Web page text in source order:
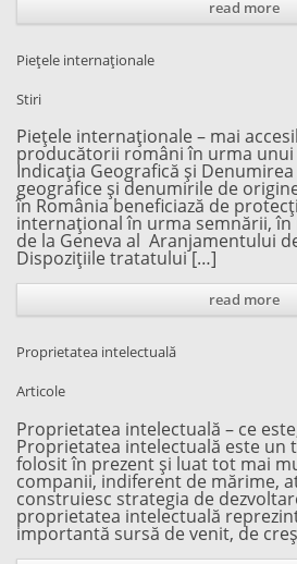
read more
Piețele internaționale
Stiri
Piețele internaționale – mai
producătorii români în urma
Indicația Geografică și
geografice şi denumirile de
în România beneficiază de
internațional în urma semnării, în
de la Geneva al Aranjamentului
Dispozițiile tratatului […]
read more
Proprietatea intelectuală
Articole
Proprietatea intelectuală – ce
Proprietatea intelectuală este un
folosit în prezent și luat tot mai
companii, indiferent de mărime,
construiesc strategia de
proprietatea intelectuală
importantă sursă de venit, de